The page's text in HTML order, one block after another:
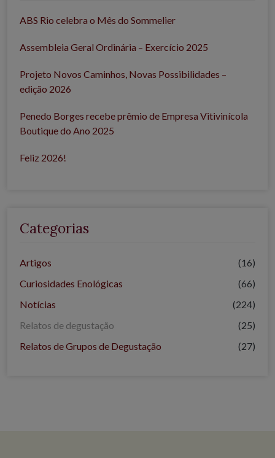
ABS Rio celebra o Mês do Sommelier
Assembleia Geral Ordinária – Exercício 2025
Projeto Novos Caminhos, Novas Possibilidades –
edição 2026
Penedo Borges recebe prêmio de Empresa Vitivinícola
Boutique do Ano 2025
Feliz 2026!
Categorias
Artigos
(16)
Curiosidades Enológicas
(66)
Notícias
(224)
Relatos de degustação
(25)
Relatos de Grupos de Degustação
(27)